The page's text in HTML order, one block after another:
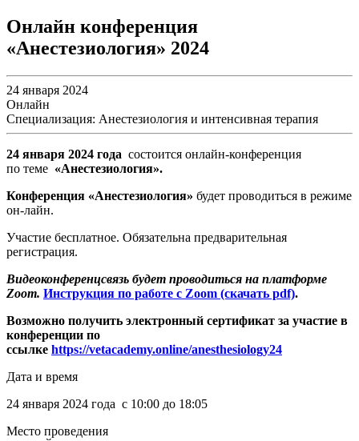
Онлайн конференция
«Анестезиология» 2024
24 января 2024
Онлайн
Специализация: Анестезиология и интенсивная терапия
24 января 2024 года состоится онлайн-конференция
по теме «Анестезиология».
Конференция «Анестезиология» будет проводиться в режиме
он-лайн.
Участие бесплатное. Обязательна предварительная
регистрация.
Видеоконференцсвязь будет проводиться на платформе
Zoom. Инструкция по работе с Zoom (скачать pdf).
Возможно получить электронный сертификат за участие в
конференции по
ссылке https://vetacademy.online/anesthesiology24
Дата и время
24 января 2024 года с 10:00 до 18:05
Место проведения